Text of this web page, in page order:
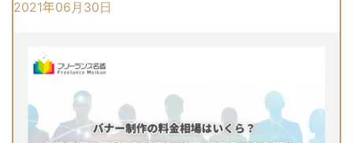
2021年06月30日